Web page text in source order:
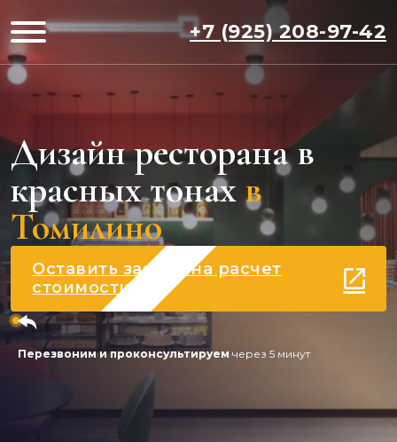
+7 (925) 208-97-42
Дизайн ресторана в
красных тонахв
Томилино
Оставить заявку на расчет
стоимости
Перезвоним и проконсультируем через 5 минут